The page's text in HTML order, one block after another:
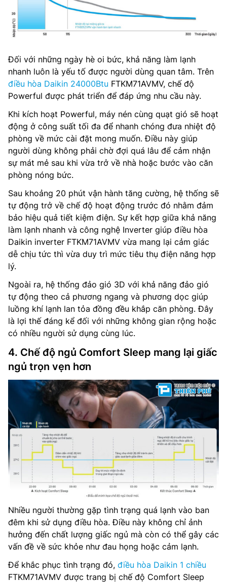
Đối với những ngày hè oi bức, khả năng làm lạnh
nhanh luôn là yếu tố được người dùng quan tâm. Trên
điều hòa Daikin 24000Btu FTKM71AVMV, chế độ
Powerful được phát triển để đáp ứng nhu cầu này.
Khi kích hoạt Powerful, máy nén cùng quạt gió sẽ hoạt
động ở công suất tối đa để nhanh chóng đưa nhiệt độ
phòng về mức cài đặt mong muốn. Điều này giúp
người dùng không phải chờ đợi quá lâu để cảm nhận
sự mát mẻ sau khi vừa trở về nhà hoặc bước vào căn
phòng nóng bức.
Sau khoảng 20 phút vận hành tăng cường, hệ thống sẽ
tự động trở về chế độ hoạt động trước đó nhằm đảm
bảo hiệu quả tiết kiệm điện. Sự kết hợp giữa khả năng
làm lạnh nhanh và công nghệ Inverter giúp điều hòa
Daikin inverter FTKM71AVMV vừa mang lại cảm giác
dễ chịu tức thì vừa duy trì mức tiêu thụ điện năng hợp
lý.
Ngoài ra, hệ thống đảo gió 3D với khả năng đảo gió
tự động theo cả phương ngang và phương dọc giúp
luồng khí lạnh lan tỏa đồng đều khắp căn phòng. Đây
là lợi thế đáng kể đối với những không gian rộng hoặc
có nhiều người sử dụng cùng lúc.
4. Chế độ ngủ Comfort Sleep mang lại giấc
ngủ trọn vẹn hơn
Nhiều người thường gặp tình trạng quá lạnh vào ban
đêm khi sử dụng điều hòa. Điều này không chỉ ảnh
hưởng đến chất lượng giấc ngủ mà còn có thể gây các
vấn đề về sức khỏe như đau họng hoặc cảm lạnh.
Để khắc phục tình trạng đó, điều hòa Daikin 1 chiều
FTKM71AVMV được trang bị chế độ Comfort Sleep